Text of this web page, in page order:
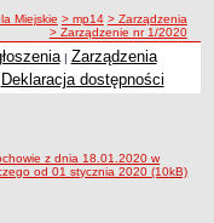
Miejskie > mp14 > Zarządzenia
> Zarządzenie nr 1/2020
| Zarządzenia
Deklaracja dostępności
z dnia 18.01.2020 w
od 01 stycznia 2020 (10kB)